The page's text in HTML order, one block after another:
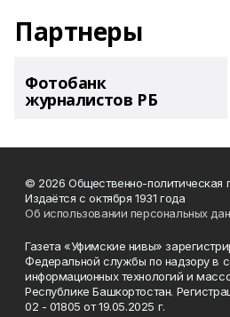
Партнеры
Фотобанк
журналистов РБ
© 2026 Общественно-политическая
Издаётся с октября 1931 года
Об использовании персональных
Газета «Уфимские нивы»
Федеральной службы по надзору в
информационных технологий и
Республике Башкортостан.
02 - 01805 от 19.05.2025 г.